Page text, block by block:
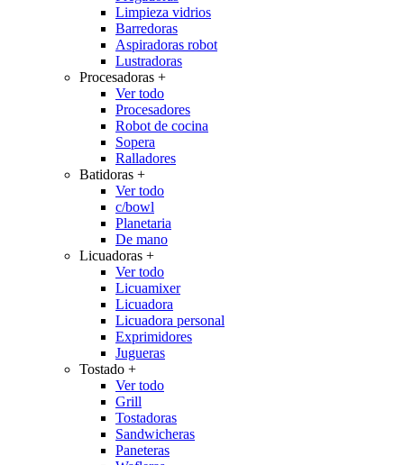
Limpieza vidrios
Barredoras
Aspiradoras robot
Lustradoras
Procesadoras +
Ver todo
Procesadores
Robot de cocina
Sopera
Ralladores
Batidoras +
Ver todo
c/bowl
Planetaria
De mano
Licuadoras +
Ver todo
Licuamixer
Licuadora
Licuadora personal
Exprimidores
Jugueras
Tostado +
Ver todo
Grill
Tostadoras
Sandwicheras
Paneteras